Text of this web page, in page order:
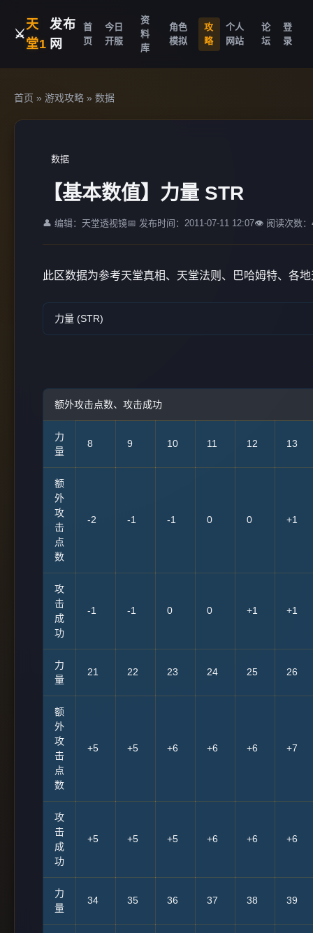
⚔️
天
堂1
发布
网
首
页
今日
开服
资
料
库
角色
模拟
攻
略
个人
网站
论
坛
登
录
首页 » 游戏攻略 » 数据
数据
【基本数值】力量 STR
👤 编辑：天堂透视镜📅 发布时间：2011-07-11 12:07👁️ 阅读次数：
此区数据为参考天堂真相、天堂法则、巴哈姆特、各
力量 (STR)
额外攻击点数、攻击成功
力
量
8 9 10 11 12 13
额
外
攻
击
点
数
-2 -1 -1 0 0 +1
攻
击
成
功
-1 -1 0 0 +1 +1
力
量
21 22 23 24 25 26
额
外
攻
击
点
数
+5 +5 +6 +6 +6 +7
攻
击
成
功
+5 +5 +5 +6 +6 +6
力
量
34 35 36 37 38 39